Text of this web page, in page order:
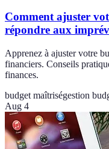
Comment ajuster
répondre aux
Apprenez à ajuster votre
financiers. Conseils
finances.
budget maîtriségestion
Aug 4